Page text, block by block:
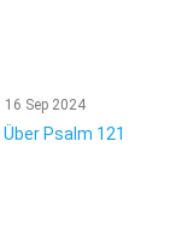
16 Sep 2024
Psalm 121